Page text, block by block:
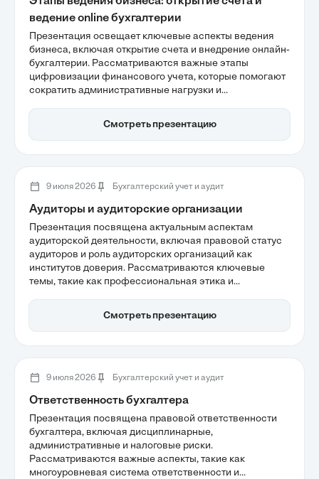
ведение online бухгалтерии
Презентация освещает ключевые аспекты ведения
бизнеса, включая открытие счета и внедрение онлайн-
бухгалтерии. Рассматриваются важные этапы
цифровизации финансового учета, которые помогают
сократить административные нагрузки и
банковских услуг и облачных систем становится
основой для повышения прозрачности и
Смотреть презентацию
9 июля 2026 Бухгалтерский учет и аудит
Аудиторы и аудиторские организации
Презентация посвящена актуальным аспектам
аудиторской деятельности, включая правовой статус
аудиторов и роль аудиторских организаций как
институтов доверия. Рассматриваются ключевые
темы, такие как профессиональная этика и
международных стандартов на качество аудита. Также
обсуждается важность прозрачности через реестр
Смотреть презентацию
9 июля 2026 Бухгалтерский учет и аудит
Ответственность бухгалтера
Презентация посвящена правовой ответственности
бухгалтера, включая дисциплинарные,
административные и налоговые риски.
Рассматриваются важные аспекты, такие как
многоуровневая система ответственности и